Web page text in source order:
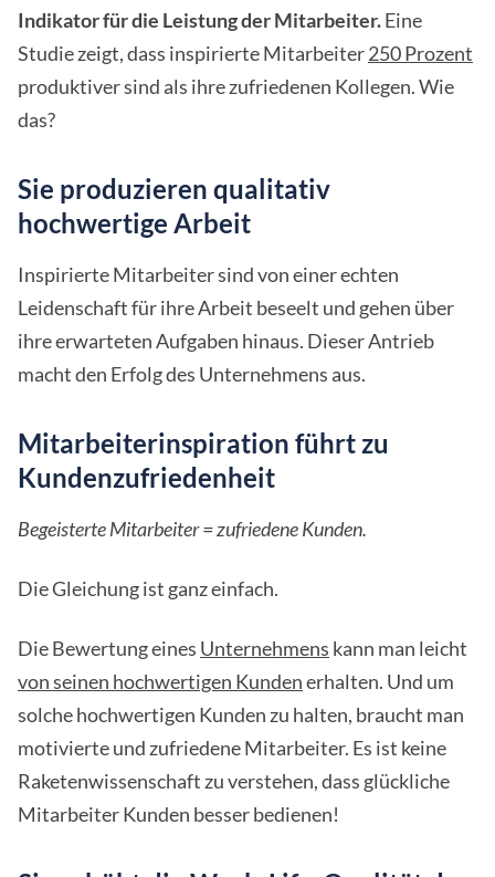
Indikator für die Leistung der Mitarbeiter.Eine
Studie zeigt, dass inspirierte Mitarbeiter250 Prozent
produktiver sind als ihre zufriedenen Kollegen. Wie
das?
Sie produzieren qualitativ
hochwertige Arbeit
Inspirierte Mitarbeiter sind von einer echten
Leidenschaft für ihre Arbeit beseelt und gehen über
ihre erwarteten Aufgaben hinaus. Dieser Antrieb
macht den Erfolg des Unternehmens aus.
Mitarbeiterinspiration führt zu
Kundenzufriedenheit
Begeisterte Mitarbeiter = zufriedene Kunden.
Die Gleichung ist ganz einfach.
Die Bewertung eines Unternehmens kann man leicht
von seinen hochwertigen Kundenerhalten. Und um
solche hochwertigen Kunden zu halten, braucht man
motivierte und zufriedene Mitarbeiter. Es ist keine
Raketenwissenschaft zu verstehen, dass glückliche
Mitarbeiter Kunden besser bedienen!